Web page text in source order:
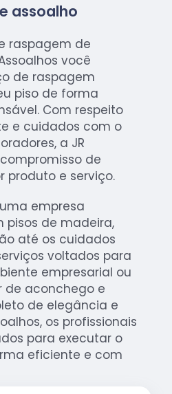
assoalho
raspagem de
você
de raspagem
piso de forma
Com respeito
e cuidados com o
a JR
de
produto e serviço.
empresa
pisos de madeira,
até os cuidados
voltados para
empresarial ou
de aconchego e
de elegância e
os profissionais
para executar o
eficiente e com